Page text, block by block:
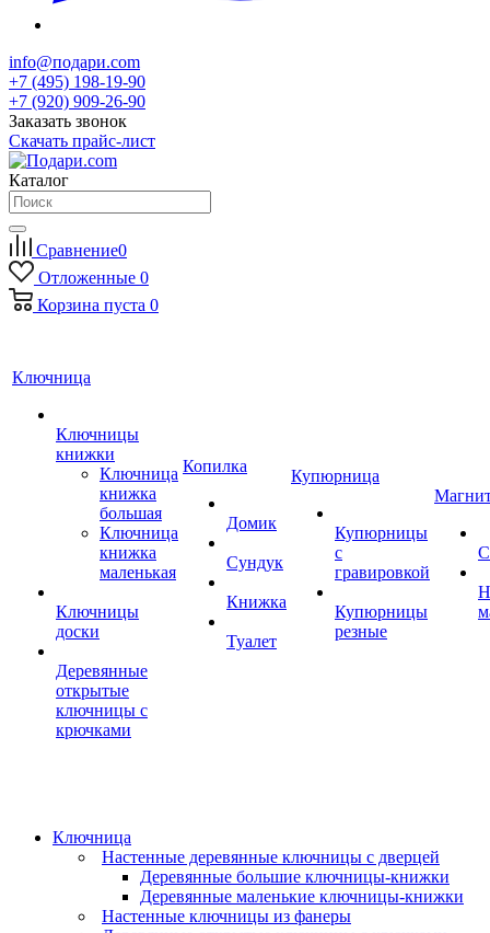
info@подари.com
+7 (495) 198-19-90
+7 (920) 909-26-90
Заказать звонок
Скачать прайс-лист
Каталог
Сравнение0
Отложенные 0
Корзина пуста 0
Ключница
Ключницы
книжки
Ключница
книжка
большая
Ключница
книжка
маленькая
Ключницы
доски
Деревянные
открытые
ключницы с
крючками
Копилка
Домик
Сундук
Книжка
Туалет
Купюрница
Купюрницы
с
гравировкой
Купюрницы
резные
Ключница
Настенные деревянные ключницы с дверцей
Деревянные большие ключницы-книжки
Деревянные маленькие ключницы-книжки
Настенные ключницы из фанеры